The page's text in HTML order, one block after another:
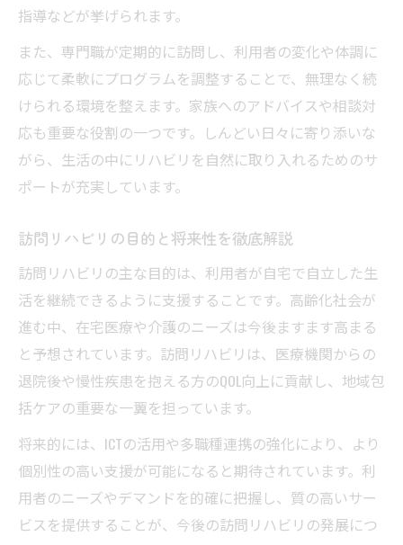
指導などが挙げられます。
また、専門職が定期的に訪問し、利用者の変化や体調に
応じて柔軟にプログラムを調整することで、無理なく続
けられる環境を整えます。家族へのアドバイスや相談対
応も重要な役割の一つです。しんどい日々に寄り添いな
がら、生活の中にリハビリを自然に取り入れるためのサ
ポートが充実しています。
訪問リハビリの目的と将来性を徹底解説
訪問リハビリの主な目的は、利用者が自宅で自立した生
活を継続できるように支援することです。高齢化社会が
進む中、在宅医療や介護のニーズは今後ますます高まる
と予想されています。訪問リハビリは、医療機関からの
退院後や慢性疾患を抱える方のQOL向上に貢献し、地域包
括ケアの重要な一翼を担っています。
将来的には、ICTの活用や多職種連携の強化により、より
個別性の高い支援が可能になると期待されています。利
用者のニーズやデマンドを的確に把握し、質の高いサー
ビスを提供することが、今後の訪問リハビリの発展につ